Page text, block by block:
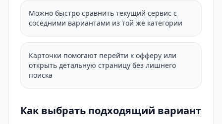
Можно быстро сравнить текущий сервис с
соседними вариантами из той же категории
Карточки помогают перейти к офферу или
открыть детальную страницу без лишнего
поиска
Как выбрать подходящий вариант